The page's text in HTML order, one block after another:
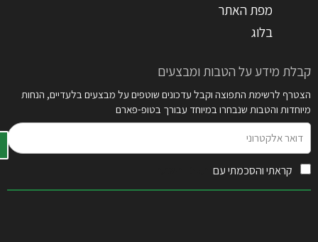
מפת האתר
בלוג
קבלת מידע על הטבות ומבצעים
הצטרף לרשימת התפוצה וקבל עדכונים שוטפים על מבצעים בלעדיים, הנחות
מיוחדות והטבות שנבחרו במיוחד עבורך בטופ-פארם
אלקטרוני
קראתי והסכמתי עם